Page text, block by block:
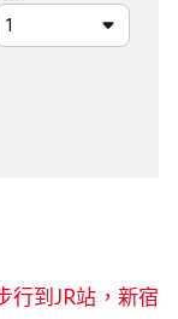
行到JR站，新宿